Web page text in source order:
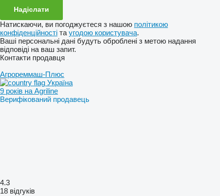
Натискаючи, ви погоджуєтеся з нашою політикою
конфіденційності та угодою користувача.
Ваші персональні дані будуть оброблені з метою надання
відповіді на ваш запит.
Контакти продавця
Агрореммаш-Плюс
Україна
9 років на Agriline
Верифікований продавець
4.3
18 відгуків